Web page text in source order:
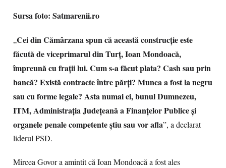
Sursa foto: Satmarenii.ro
„Cei din Cămârzana spun că această construcție este
făcută de viceprimarul din Turț, Ioan Mondoacă,
împreună cu frații lui. Cum s-a făcut plata? Cash sau prin
bancă? Există contracte între părți? Munca a fost la negru
sau cu forme legale? Asta numai ei, bunul Dumnezeu,
ITM, Administrația Județeană a Finanțelor Publice și
organele penale competente știu sau vor afla”, a declarat
liderul PSD.
Mircea Govor a amintit că Ioan Mondoacă a fost ales